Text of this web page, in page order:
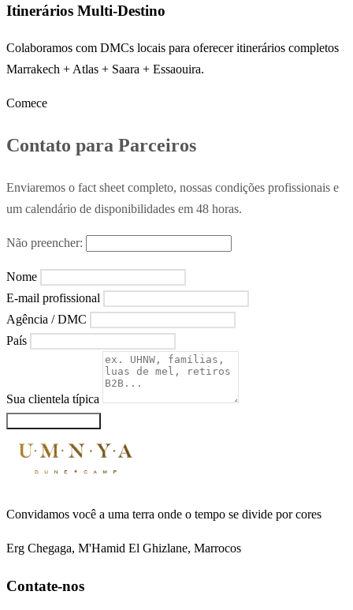
Itinerários Multi-Destino
Colaboramos com DMCs locais para oferecer itinerários completos
Marrakech + Atlas + Saara + Essaouira.
Comece
Contato para Parceiros
Enviaremos o fact sheet completo, nossas condições profissionais e
um calendário de disponibilidades em 48 horas.
Não preencher:
Nome
E-mail profissional
Agência / DMC
País
Sua clientela típica
Convidamos você a uma terra onde o tempo se divide por cores
Erg Chegaga, M'Hamid El Ghizlane, Marrocos
Contate-nos